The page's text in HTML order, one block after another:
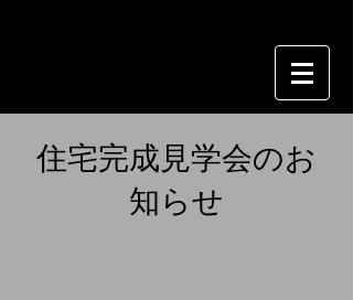
住宅完成見学会のお
知らせ